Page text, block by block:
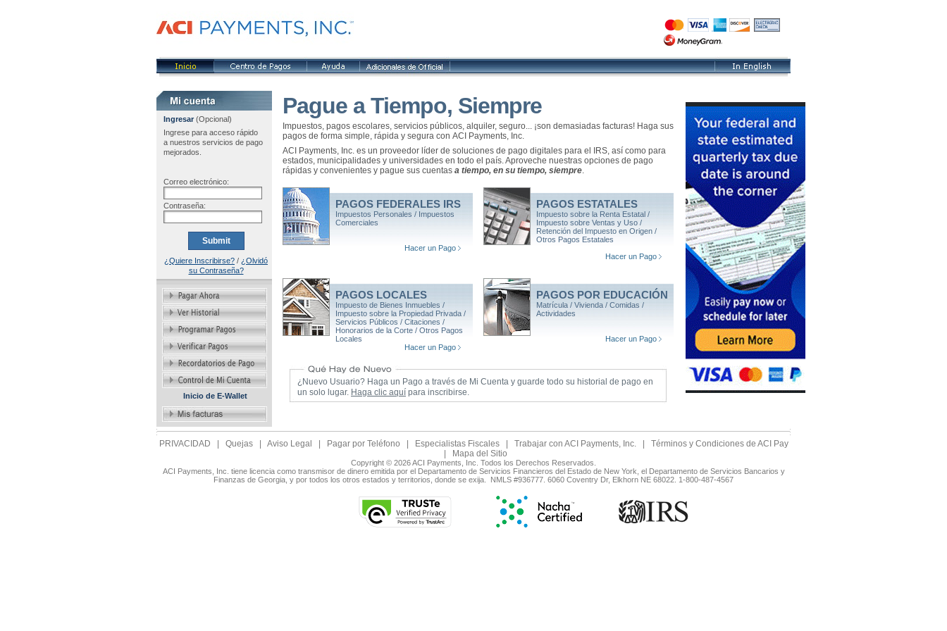
Ingresar (Opcional)
Ingrese para acceso rápido
a nuestros servicios de pago
mejorados.
Correo electrónico:
Contraseña:
Submit
¿Quiere Inscribirse? / ¿Olvidó
su Contraseña?
Inicio de E-Wallet
Pague a Tiempo, Siempre
Impuestos, pagos escolares, servicios públicos, alquiler, seguro... ¡son demasiadas facturas! Haga sus
pagos de forma simple, rápida y segura con ACI Payments, Inc.
ACI Payments, Inc. es un proveedor líder de soluciones de pago digitales para el IRS, así como para
estados, municipalidades y universidades en todo el país. Aproveche nuestras opciones de pago
rápidas y convenientes y pague sus cuentas a tiempo, en su tiempo, siempre.
PAGOS FEDERALES IRS
Impuestos Personales / Impuestos
Comerciales
Hacer un Pago
PAGOS ESTATALES
Impuesto sobre la Renta Estatal /
Impuesto sobre Ventas y Uso /
Retención del Impuesto en Origen /
Otros Pagos Estatales
Hacer un Pago
PAGOS LOCALES
Impuesto de Bienes Inmuebles /
Impuesto sobre la Propiedad Privada /
Servicios Públicos / Citaciones /
Honorarios de la Corte / Otros Pagos
Locales
Hacer un Pago
PAGOS POR EDUCACIÓN
Matrícula / Vivienda / Comidas /
Actividades
Hacer un Pago
¿Nuevo Usuario? Haga un Pago a través de Mi Cuenta y guarde todo su historial de pago en
un solo lugar. Haga clic aquí para inscribirse.
PRIVACIDAD Quejas Aviso Legal Pagar por Teléfono Especialistas Fiscales Trabajar con ACI Payments, Inc.
Términos y Condiciones de ACI Pay
Mapa del Sitio
Copyright © 2026 ACI Payments, Inc. Todos los Derechos Reservados.
ACI Payments, Inc. tiene licencia como transmisor de dinero emitida por el Departamento de Servicios Financieros del Estado de New York, el Departamento de Servicios Bancarios y
Finanzas de Georgia, y por todos los otros estados y territorios, donde se exija. NMLS #936777. 6060 Coventry Dr, Elkhorn NE 68022. 1-800-487-4567